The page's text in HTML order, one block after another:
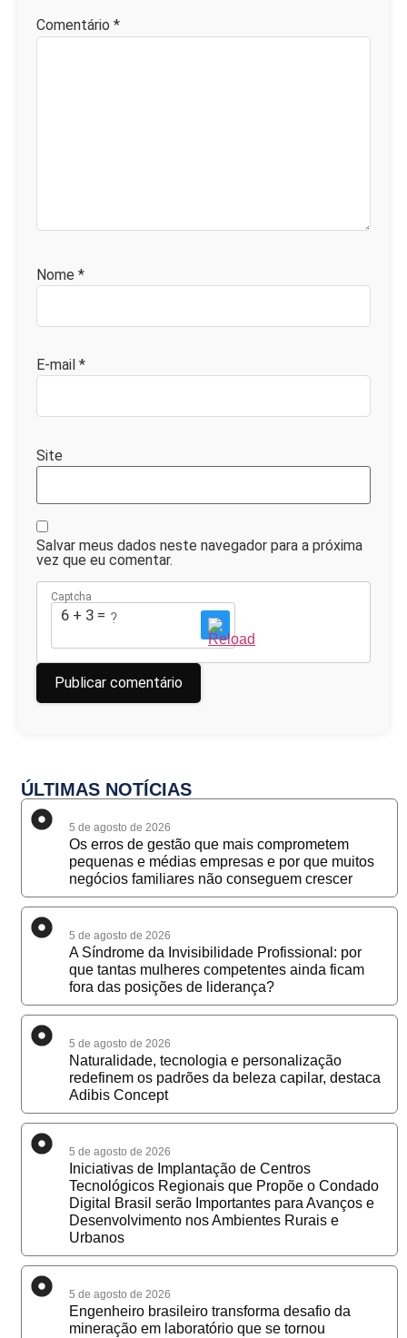
Comentário *
Nome *
E-mail *
Site
Salvar meus dados neste navegador para a próxima
vez que eu comentar.
Captcha
6 + 3 = ?
ÚLTIMAS NOTÍCIAS
5 de agosto de 2026
Os erros de gestão que mais comprometem
pequenas e médias empresas e por que muitos
negócios familiares não conseguem crescer
5 de agosto de 2026
A Síndrome da Invisibilidade Profissional: por
que tantas mulheres competentes ainda ficam
fora das posições de liderança?
5 de agosto de 2026
Naturalidade, tecnologia e personalização
redefinem os padrões da beleza capilar, destaca
Adibis Concept
5 de agosto de 2026
Iniciativas de Implantação de Centros
Tecnológicos Regionais que Propõe o Condado
Digital Brasil serão Importantes para Avanços e
Desenvolvimento nos Ambientes Rurais e
Urbanos
5 de agosto de 2026
Engenheiro brasileiro transforma desafio da
mineração em laboratório que se tornou